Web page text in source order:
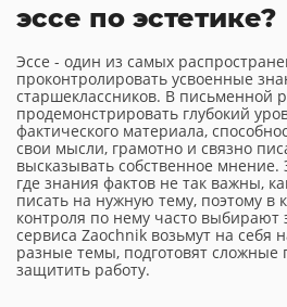
эссе по эстетике?
Эссе - один из самых
проконтролировать усвоенные
старшеклассников. В письменной
продемонстрировать глубокий
фактического материала,
свои мысли, грамотно и связно
высказывать собственное мнение.
где знания фактов не так важны,
писать на нужную тему, поэтому в
контроля по нему часто выбирают
сервиса Zaochnik возьмут на себя
разные темы, подготовят сложные
защитить работу.